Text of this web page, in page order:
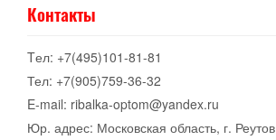
Контакты
Tел: +7(495)101-81-81
Тел: +7(905)759-36-32
E-mail: ribalka-optom@yandex.ru
Юр. адрес: Московская область, г. Реутов